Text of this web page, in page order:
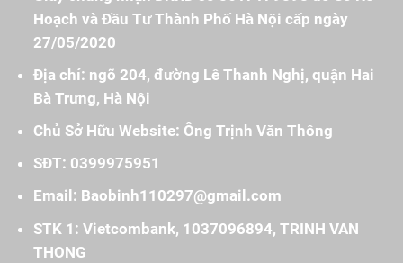
Hoạch và Đầu Tư Thành Phố Hà Nội cấp ngày
27/05/2020
Địa chỉ: ngõ 204, đường Lê Thanh Nghị, quận Hai
Bà Trưng, Hà Nội
Chủ Sở Hữu Website: Ông Trịnh Văn Thông
SĐT: 0399975951
Email: Baobinh110297@gmail.com
STK 1: Vietcombank, 1037096894, TRINH VAN
THONG